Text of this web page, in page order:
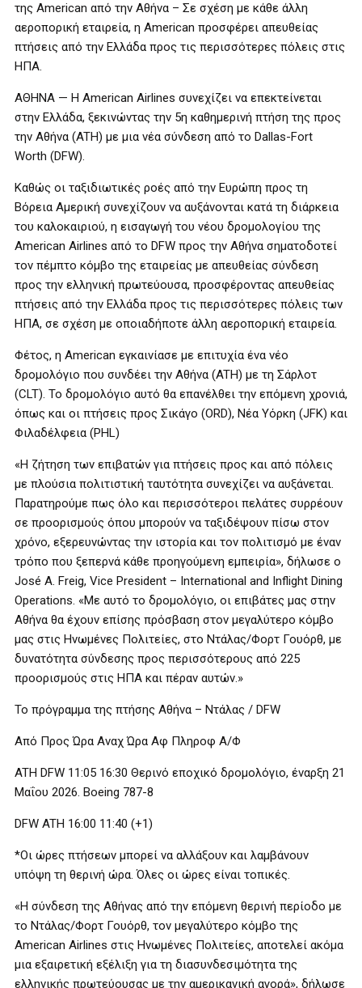
της American από την Αθήνα – Σε σχέση με κάθε άλλη
αεροπορική εταιρεία, η Αmerican προσφέρει απευθείας
πτήσεις από την Ελλάδα προς τις περισσότερες πόλεις στις
ΗΠΑ.
ΑΘΗΝΑ — Η American Airlines συνεχίζει να επεκτείνεται
στην Ελλάδα, ξεκινώντας την 5η καθημερινή πτήση της προς
την Αθήνα (ATH) με μια νέα σύνδεση από το Dallas-Fort
Worth (DFW).
Καθώς οι ταξιδιωτικές ροές από την Ευρώπη προς τη
Βόρεια Αμερική συνεχίζουν να αυξάνονται κατά τη διάρκεια
του καλοκαιριού, η εισαγωγή του νέου δρομολογίου της
American Airlines από το DFW προς την Αθήνα σηματοδοτεί
τον πέμπτο κόμβο της εταιρείας με απευθείας σύνδεση
προς την ελληνική πρωτεύουσα, προσφέροντας απευθείας
πτήσεις από την Ελλάδα προς τις περισσότερες πόλεις των
ΗΠΑ, σε σχέση με οποιαδήποτε άλλη αεροπορική εταιρεία.
Φέτος, η American εγκαινίασε με επιτυχία ένα νέο
δρομολόγιο που συνδέει την Αθήνα (ATH) με τη Σάρλοτ
(CLT). Το δρομολόγιο αυτό θα επανέλθει την επόμενη χρονιά,
όπως και οι πτήσεις προς Σικάγο (ORD), Νέα Υόρκη (JFK) και
Φιλαδέλφεια (PHL)
«Η ζήτηση των επιβατών για πτήσεις προς και από πόλεις
με πλούσια πολιτιστική ταυτότητα συνεχίζει να αυξάνεται.
Παρατηρούμε πως όλο και περισσότεροι πελάτες συρρέουν
σε προορισμούς όπου μπορούν να ταξιδέψουν πίσω στον
χρόνο, εξερευνώντας την ιστορία και τον πολιτισμό με έναν
τρόπο που ξεπερνά κάθε προηγούμενη εμπειρία», δήλωσε ο
José A. Freig, Vice President – International and Inflight Dining
Operations. «Με αυτό το δρομολόγιο, οι επιβάτες μας στην
Αθήνα θα έχουν επίσης πρόσβαση στον μεγαλύτερο κόμβο
μας στις Ηνωμένες Πολιτείες, στο Ντάλας/Φορτ Γουόρθ, με
δυνατότητα σύνδεσης προς περισσότερους από 225
προορισμούς στις ΗΠΑ και πέραν αυτών.»
Το πρόγραμμα της πτήσης Αθήνα – Ντάλας / DFW
Από Προς Ώρα Αναχ Ώρα Αφ Πληροφ Α/Φ
ATH DFW 11:05 16:30 Θερινό εποχικό δρομολόγιο, έναρξη 21
Μαΐου 2026. Boeing 787-8
DFW ATH 16:00 11:40 (+1)
*Οι ώρες πτήσεων μπορεί να αλλάξουν και λαμβάνουν
υπόψη τη θερινή ώρα. Όλες οι ώρες είναι τοπικές.
«Η σύνδεση της Αθήνας από την επόμενη θερινή περίοδο με
το Ντάλας/Φορτ Γουόρθ, τον μεγαλύτερο κόμβο της
American Airlines στις Ηνωμένες Πολιτείες, αποτελεί ακόμα
μια εξαιρετική εξέλιξη για τη διασυνδεσιμότητα της
ελληνικής πρωτεύουσας με την αμερικανική αγορά», δήλωσε